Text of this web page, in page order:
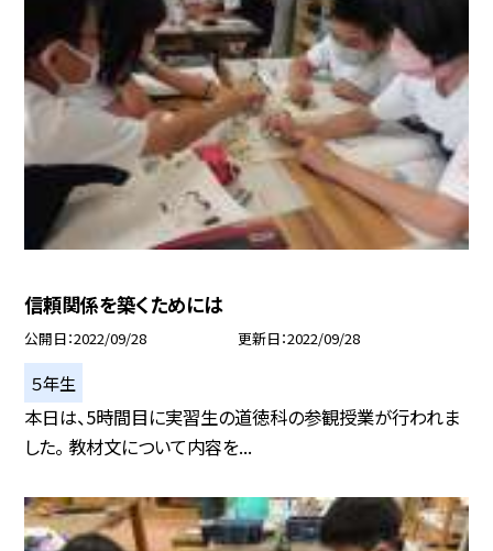
信頼関係を築くためには
公開日 2022/09/28 更新日 2022/09/28
５年生
本日は、5時間目に実習生の道徳科の参観授業が行われま
した。 教材文について内容を...